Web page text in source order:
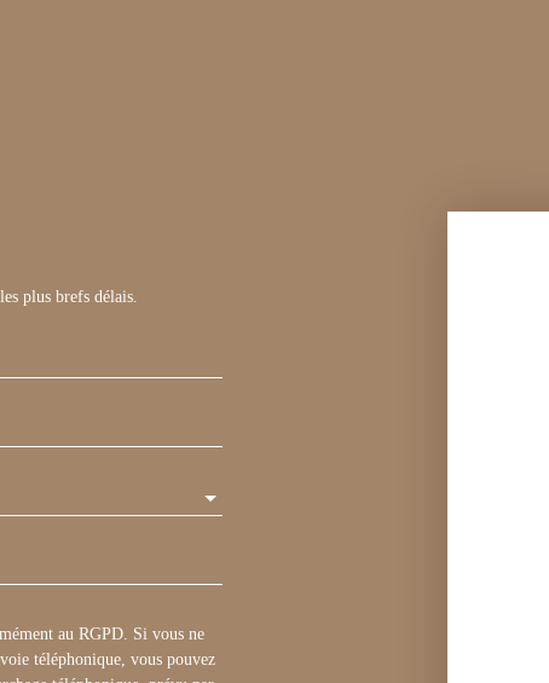
plus brefs délais.
au RGPD. Si vous ne
téléphonique, vous pouvez